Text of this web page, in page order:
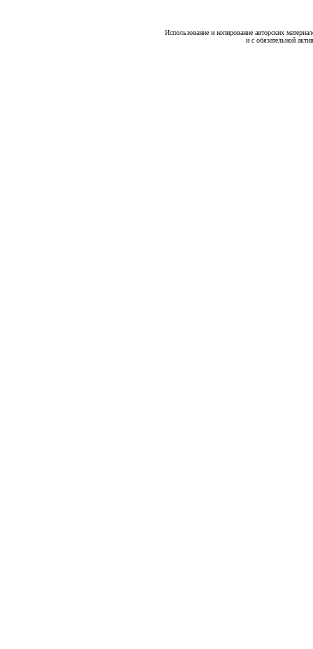
Использование и копирование авторских
и с обязательной